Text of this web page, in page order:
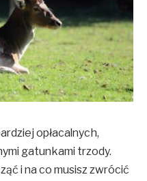
opłacalnych,
gatunkami trzody.
i na co musisz zwrócić